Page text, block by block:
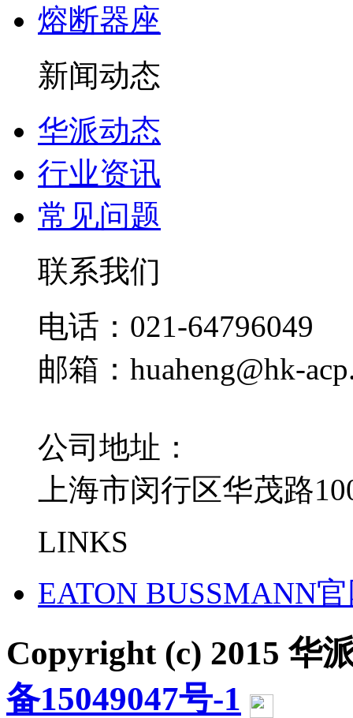
熔断器座
新闻动态
华派动态
行业资讯
常见问题
联系我们
电话：021-64796049
邮箱：huaheng@hk-
公司地址：
上海市闵行区华茂路
LINKS
EATON BUSSMANN
Copyright (c) 2015 华
备15049047号-1